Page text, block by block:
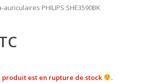
PHILIPS SHE3590BK
produit est en rupture de stock
.